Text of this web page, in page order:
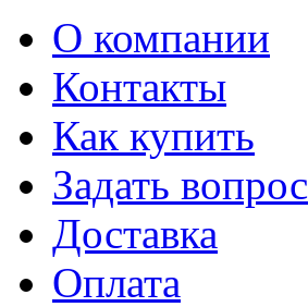
О компании
Контакты
Как купить
Задать вопрос
Доставка
Оплата